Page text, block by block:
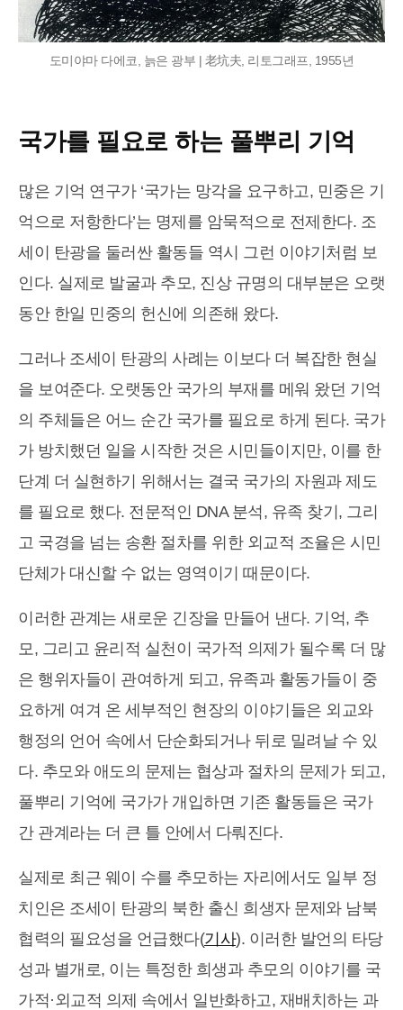
도미야마 다에코, 늙은 광부 | 老坑夫, 리토그래프, 1955년
국가를 필요로 하는 풀뿌리 기억
많은 기억 연구가 ‘국가는 망각을 요구하고, 민중은 기
억으로 저항한다’는 명제를 암묵적으로 전제한다. 조
세이 탄광을 둘러싼 활동들 역시 그런 이야기처럼 보
인다. 실제로 발굴과 추모, 진상 규명의 대부분은 오랫
동안 한일 민중의 헌신에 의존해 왔다.
그러나 조세이 탄광의 사례는 이보다 더 복잡한 현실
을 보여준다. 오랫동안 국가의 부재를 메워 왔던 기억
의 주체들은 어느 순간 국가를 필요로 하게 된다. 국가
가 방치했던 일을 시작한 것은 시민들이지만, 이를 한
단계 더 실현하기 위해서는 결국 국가의 자원과 제도
를 필요로 했다. 전문적인 DNA 분석, 유족 찾기, 그리
고 국경을 넘는 송환 절차를 위한 외교적 조율은 시민
단체가 대신할 수 없는 영역이기 때문이다.
이러한 관계는 새로운 긴장을 만들어 낸다. 기억, 추
모, 그리고 윤리적 실천이 국가적 의제가 될수록 더 많
은 행위자들이 관여하게 되고, 유족과 활동가들이 중
요하게 여겨 온 세부적인 현장의 이야기들은 외교와
행정의 언어 속에서 단순화되거나 뒤로 밀려날 수 있
다. 추모와 애도의 문제는 협상과 절차의 문제가 되고,
풀뿌리 기억에 국가가 개입하면 기존 활동들은 국가
간 관계라는 더 큰 틀 안에서 다뤄진다.
실제로 최근 웨이 수를 추모하는 자리에서도 일부 정
치인은 조세이 탄광의 북한 출신 희생자 문제와 남북
협력의 필요성을 언급했다(기사). 이러한 발언의 타당
성과 별개로, 이는 특정한 희생과 추모의 이야기를 국
가적·외교적 의제 속에서 일반화하고, 재배치하는 과